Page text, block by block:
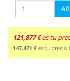
121,877 €es tu
147,471 € es tu precio